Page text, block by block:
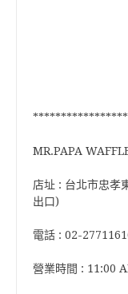
MR.PAPA
店址 : 台北市忠孝
出口)
電話 : 02-
營業時間 : 11:00